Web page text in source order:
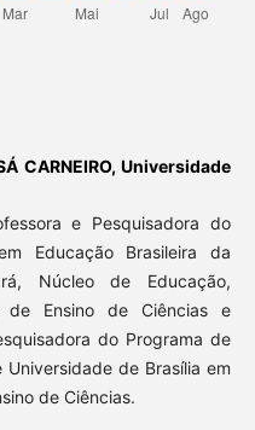
CARNEIRO,Universidade
e Pesquisadora do
Educação Brasileira da
Núcleo de Educação,
de Ensino de Ciências e
do Programa de
de Brasília em
de Ciências.